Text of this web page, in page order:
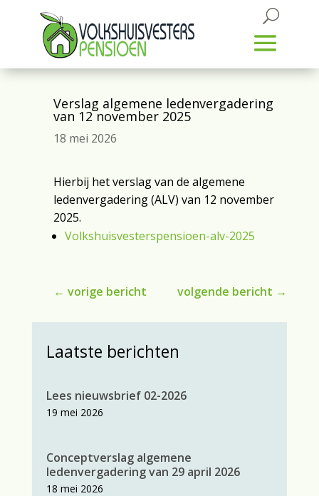
Verslag algemene ledenvergadering
van 12 november 2025
18 mei 2026
Hierbij het verslag van de algemene
ledenvergadering (ALV) van 12 november
2025.
Volkshuisvesterspensioen-alv-2025
← vorige bericht volgende bericht →
Laatste berichten
Lees nieuwsbrief 02-2026
19 mei 2026
Conceptverslag algemene
ledenvergadering van 29 april 2026
18 mei 2026